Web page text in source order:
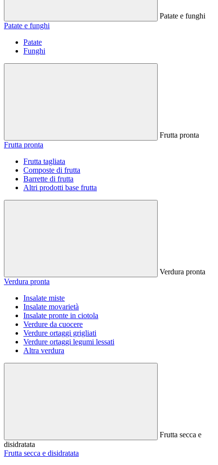
Patate e funghi
Patate e funghi
Patate
Funghi
Frutta pronta
Frutta pronta
Frutta tagliata
Composte di frutta
Barrette di frutta
Altri prodotti base frutta
Verdura pronta
Verdura pronta
Insalate miste
Insalate movarietà
Insalate pronte in ciotola
Verdure da cuocere
Verdure ortaggi grigliati
Verdure ortaggi legumi lessati
Altra verdura
Frutta secca e
disidratata
Frutta secca e disidratata